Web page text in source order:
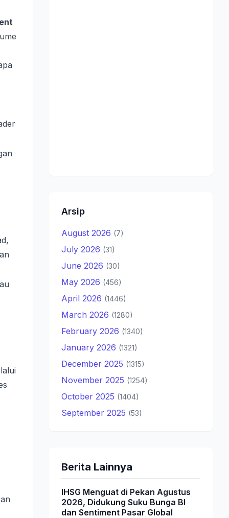
Arsip
August 2026 (7)
July 2026 (31)
June 2026 (30)
May 2026 (456)
April 2026 (1446)
March 2026 (1280)
February 2026 (1340)
January 2026 (1321)
December 2025 (1315)
November 2025 (1254)
October 2025 (1404)
September 2025 (53)
Berita Lainnya
IHSG Menguat di Pekan Agustus
2026, Didukung Suku Bunga BI
dan Sentiment Pasar Global